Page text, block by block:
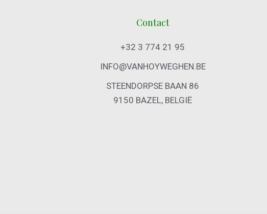
Contact
+32 3 774 21 95
INFO@VANHOYWEGHEN.BE
STEENDORPSE BAAN 86
9150 BAZEL, BELGIË